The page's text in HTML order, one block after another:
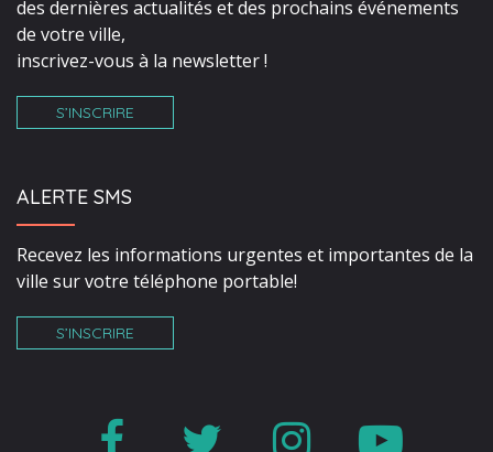
des dernières actualités et des prochains événements
de votre ville,
inscrivez-vous à la newsletter !
S’INSCRIRE
ALERTE SMS
Recevez les informations urgentes et importantes de la
ville sur votre téléphone portable!
S’INSCRIRE
Lien Lien Lien